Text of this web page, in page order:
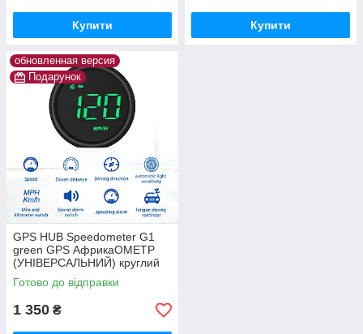
Купити Купити
обновленная версия
Подарунок
GPS HUB Speedometer G1
green GPS АфрикаОМЕТР
(УНІВЕРСАЛЬНИЙ) круглий
дизайн
Готово до відправки
1 350 ₴